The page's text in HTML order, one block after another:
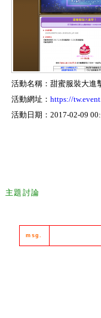
活動名稱：甜蜜服裝大進
活動網址： https://
活動日期：2017-02-09
主題討論
msg.